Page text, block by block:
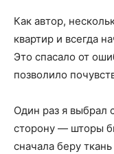
Как автор,
квартир и всегда
Это спасало от
позволило
Один раз я выбрал
сторону — шторы
сначала беру